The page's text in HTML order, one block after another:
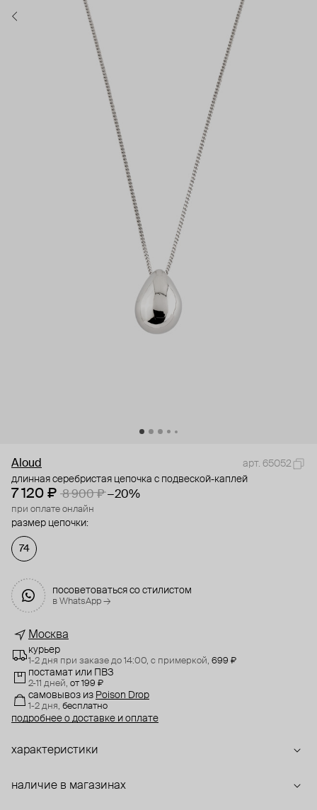
Aloud
арт. 65052
длинная серебристая цепочка с подвеской-каплей
7 120 ₽ 8 900 ₽ −20%
при оплате онлайн
размер цепочки:
74
посоветоваться со стилистом
в WhatsApp →
Москва
курьер
1-2 дня при заказе до 14:00, с примеркой, 699 ₽
постамат или ПВЗ
2-11 дней, от 199 ₽
самовывоз из Poison Drop
1-2 дня, бесплатно
подробнее о доставке и оплате
характеристики
наличие в магазинах